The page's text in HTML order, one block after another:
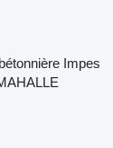
Impes